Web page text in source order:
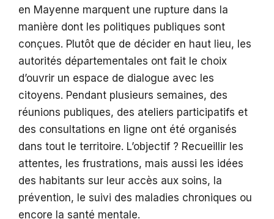
en Mayenne marquent une rupture dans la
manière dont les politiques publiques sont
conçues. Plutôt que de décider en haut lieu, les
autorités départementales ont fait le choix
d’ouvrir un espace de dialogue avec les
citoyens. Pendant plusieurs semaines, des
réunions publiques, des ateliers participatifs et
des consultations en ligne ont été organisés
dans tout le territoire. L’objectif ? Recueillir les
attentes, les frustrations, mais aussi les idées
des habitants sur leur accès aux soins, la
prévention, le suivi des maladies chroniques ou
encore la santé mentale.